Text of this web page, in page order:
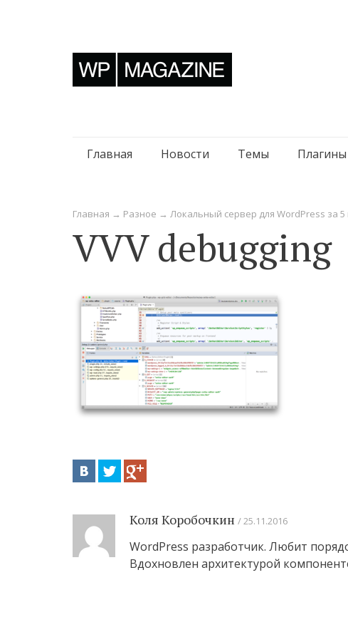
Перейти
содержимому
Главная Новости Темы Плагины
Главная → Разное → Локальный сервер для WordPress за 5
VVV debugging
Коля Коробочкин 25.11.2016
WordPress разработчик. Любит
Вдохновлен архитектурой